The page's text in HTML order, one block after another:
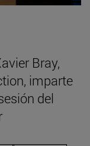
Bray,
imparte
del